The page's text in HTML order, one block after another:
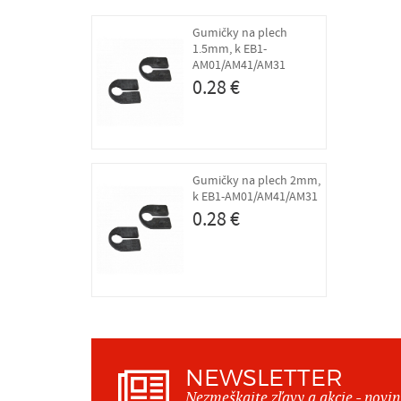
Gumičky na plech
1.5mm, k EB1-
AM01/AM41/AM31
0.28 €
Gumičky na plech 2mm,
k EB1-AM01/AM41/AM31
0.28 €
NEWSLETTER